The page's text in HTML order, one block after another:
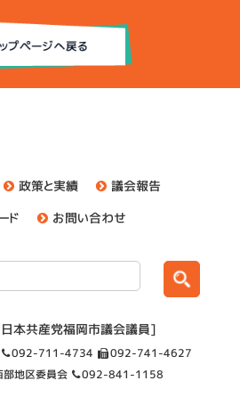
政策と実績
議会報告
ド
お問い合わせ
本共産党福岡市議会議員]
092-711-4734
092-741-4627
部地区委員会
092-841-1158